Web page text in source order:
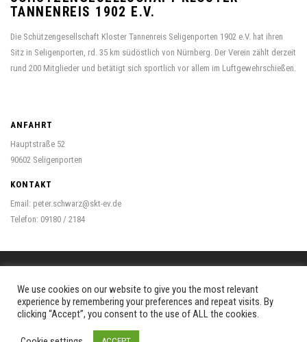
TANNENREIS 1902 E.V.
Die Schützengesellschaft Kloster Tannenreis Seligenporten 1902 e.V. hat ihren
Sitz in Seligenporten, rd. 35 km südöstlich von Nürnberg. Der Verein zählt derzeit
rund 200 Mitglieder und betätigt sich sportlich vor allem im Luftgewehrschießen.
ANFAHRT
Hauptstraße 52
90602 Seligenporten
KONTAKT
Email: peter.schwarz@skt-ev.de
Telefon: 09180 / 2184
© Schützengesellschaft Kloster Tannenreis Seligenporten 1902 e.V.
Impressum Kontakt Links
We use cookies on our website to give you the most relevant
experience by remembering your preferences and repeat visits. By
clicking “Accept”, you consent to the use of ALL the cookies.